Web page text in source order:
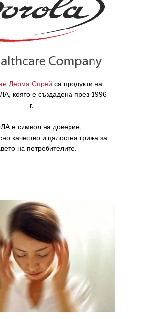
Дерма Спрей са продукти на
, която е създадена през 1996
г.
е символ на доверие,
качество и цялостна грижа за
на потребителите.